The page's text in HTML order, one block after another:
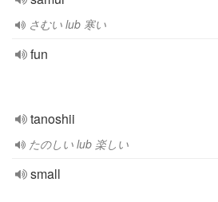
さむい lub 寒い
fun
tanoshii
たのしい lub 楽しい
small